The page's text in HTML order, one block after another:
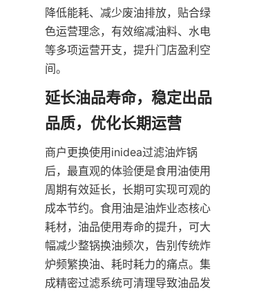
降低能耗、减少废油排放，贴合绿
色运营理念，有效缩减油料、水电
等多项运营开支，提升门店盈利空
间。
延长油品寿命，稳定出品
品质，优化长期运营
商户更换使用inidea过滤油炸锅
后，最直观的体验便是食用油使用
周期有效延长，长期可实现可观的
成本节约。食用油是油炸业态核心
耗材，油品使用寿命的提升，可大
幅减少整锅换油频次，告别传统炸
炉频繁换油、耗时耗力的痛点。集
成精密过滤系统可清理导致油品发